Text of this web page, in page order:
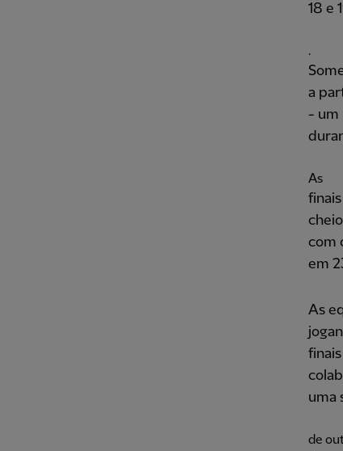
18 e
.
a
- um
As
com
em
As
uma
de